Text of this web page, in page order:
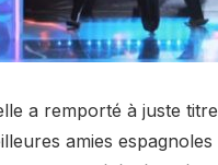
a remporté à juste
amies